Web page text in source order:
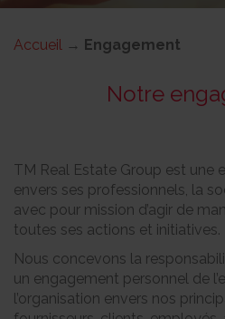
Accueil → Engagement
Notre
TM Real Estate Group est une
envers ses professionnels, la
avec pour mission d’agir de
toutes ses actions et initiatives.
Nous concevons la
un engagement personnel de
l’organisation envers nos